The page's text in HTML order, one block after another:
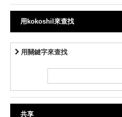
用kokoshil來查找
用關鍵字來查找
共享